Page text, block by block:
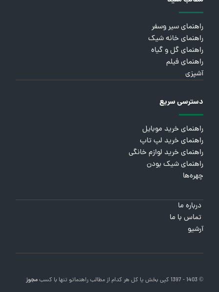
راهنمای سیر وسفر
راهنمای خانه شیک
راهنمای گل و گیاه
راهنمای فیلم
آشپزی
دسترسی سریع
راهنمای خرید موبایل
راهنمای خرید لپ تاپ
راهنمای خرید لوازم خانگی
راهنمای شیک بودن
چهره‌ها
درباره ما
تماس با ما
آرشیو
© 1403 - 1397 کپی بخش یا کل هر کدام از مطالب راهنماتو تنها با کسبمجوز